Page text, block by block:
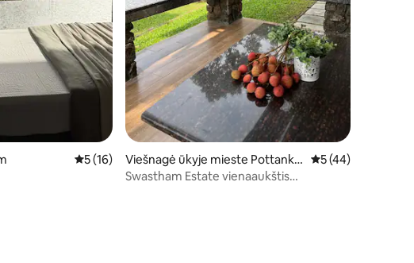
12
Vidutinis įvertinimas: 5 iš 5, atsiliepimų: 16
5 (16)
Viešnagė ūkyje mieste Pottanka
du
Vidutinis
5 (44)
Swastham Estate vienaaukštis